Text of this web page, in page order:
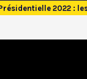
2022 :